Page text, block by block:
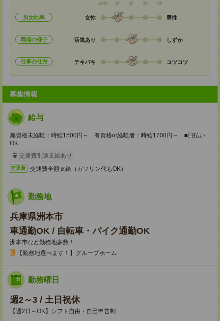
20代 30 40 50 60
男女比率 女性 男性
職場の様子 活気あり しずか
仕事の仕方 テキパキ コツコツ
募集情報
給与
無資格未経験：時給1500円～ 有資格or経験者：時給1700円～ ■日払い
OK
交通費別途支給あり
交通費 交通費全額支給（ガソリン代もOK）
勤務地
兵庫県洲本市
車通勤OK / 自転車・バイク通勤OK
洲本市など勤務地多数！
【勤務地選べます！】グループホーム
勤務曜日
週2～3 / 土日祝休
【週2日～OK】シフト自由・自己申告制